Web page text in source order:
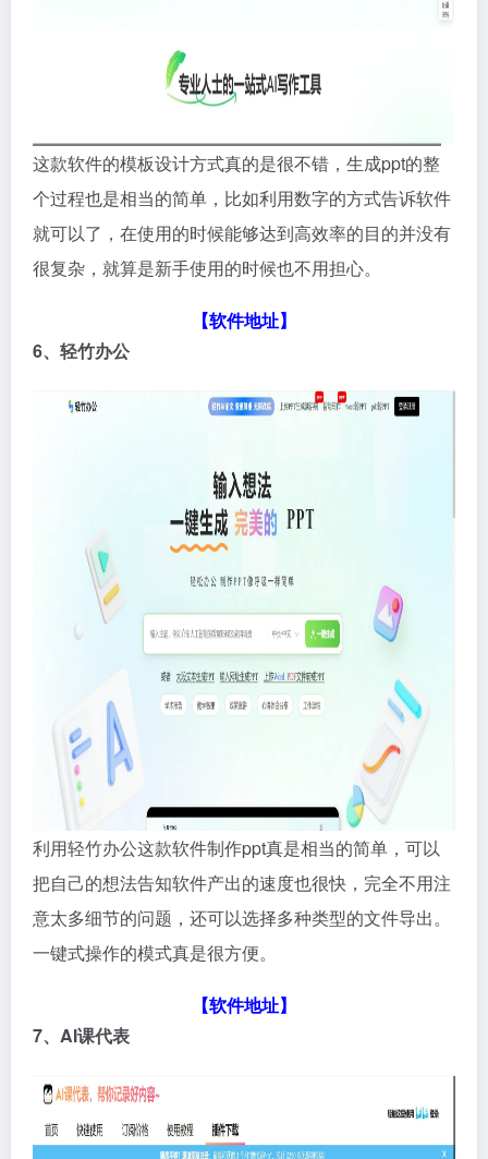
这款软件的模板设计方式真的是很不错，生成ppt的整
个过程也是相当的简单，比如利用数字的方式告诉软件
就可以了，在使用的时候能够达到高效率的目的并没有
很复杂，就算是新手使用的时候也不用担心。
【软件地址】
6、轻竹办公
利用轻竹办公这款软件制作ppt真是相当的简单，可以
把自己的想法告知软件产出的速度也很快，完全不用注
意太多细节的问题，还可以选择多种类型的文件导出。
一键式操作的模式真是很方便。
【软件地址】
7、AI课代表